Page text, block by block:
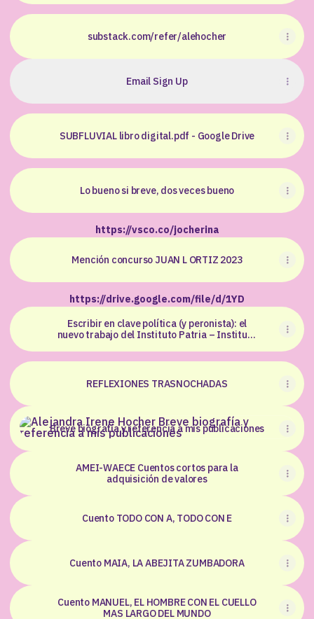
substack.com/refer/alehocher
Email Sign Up
SUBFLUVIAL libro digital.pdf - Google Drive
Lo bueno si breve, dos veces bueno
https://vsco.co/jocherina
Mención concurso JUAN L ORTIZ 2023
https://drive.google.com/file/d/1YD
Escribir en clave política (y peronista): el
nuevo trabajo del Instituto Patria – Instituto
REFLEXIONES TRASNOCHADAS
Breve biografía y referencia a mis publicaciones
Breve biografía y referencia a mis publicaciones
AMEI-WAECE Cuentos cortos para la
adquisición de valores
Cuento TODO CON A, TODO CON E
Cuento MAIA, LA ABEJITA ZUMBADORA
Cuento MANUEL, EL HOMBRE CON EL CUELLO
MAS LARGO DEL MUNDO